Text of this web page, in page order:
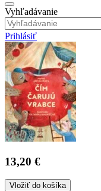
Vyhľadávanie
Prihlásiť
13,20 €
Vložiť do košíka